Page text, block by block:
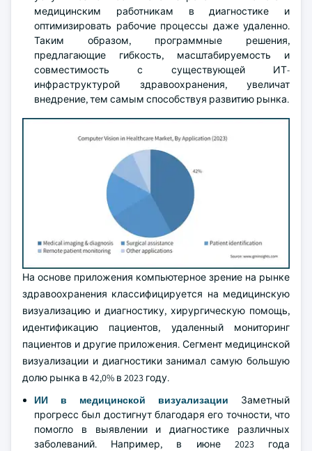
медицинским работникам в диагностике и
оптимизировать рабочие процессы даже удаленно.
Таким образом, программные решения,
предлагающие гибкость, масштабируемость и
совместимость с существующей ИТ-
инфраструктурой здравоохранения, увеличат
внедрение, тем самым способствуя развитию рынка.
На основе приложения компьютерное зрение на рынке
здравоохранения классифицируется на медицинскую
визуализацию и диагностику, хирургическую помощь,
идентификацию пациентов, удаленный мониторинг
пациентов и другие приложения. Сегмент медицинской
визуализации и диагностики занимал самую большую
долю рынка в 42,0% в 2023 году.
ИИ в медицинской визуализации Заметный
прогресс был достигнут благодаря его точности, что
помогло в выявлении и диагностике различных
заболеваний. Например, в июне 2023 года